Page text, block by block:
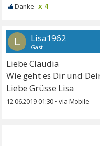
x 4
L Lisa1962
Gast
Liebe Claudia
Wie geht es Dir und
Liebe Grüsse Lisa
12.06.2019 01:30 •